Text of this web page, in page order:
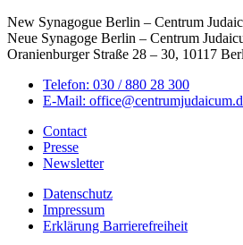
New Synagogue Berlin – Centrum
Neue Synagoge Berlin – Centrum
Oranienburger Straße 28 – 30, 10117
Telefon: 030 / 880 28 300
E-Mail:
Contact
Presse
Newsletter
Datenschutz
Impressum
Erklärung Barrierefreiheit